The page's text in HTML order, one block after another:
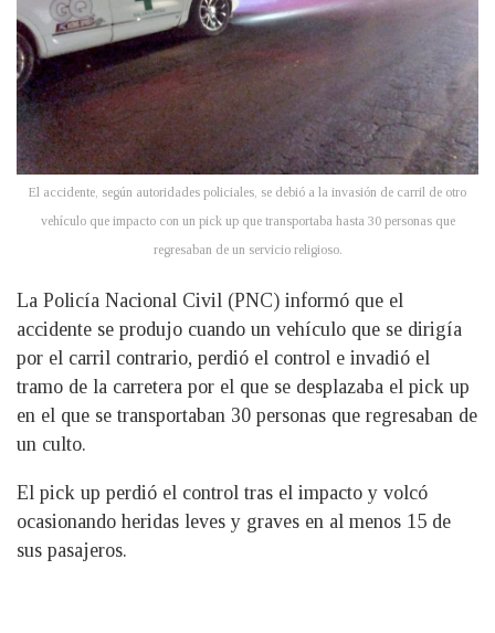
El accidente, según autoridades policiales, se debió a la invasión de carril de otro
vehículo que impacto con un pick up que transportaba hasta 30 personas que
regresaban de un servicio religioso.
La Policía Nacional Civil (PNC) informó que el
accidente se produjo cuando un vehículo que se dirigía
por el carril contrario, perdió el control e invadió el
tramo de la carretera por el que se desplazaba el pick up
en el que se transportaban 30 personas que regresaban de
un culto.
El pick up perdió el control tras el impacto y volcó
ocasionando heridas leves y graves en al menos 15 de
sus pasajeros.